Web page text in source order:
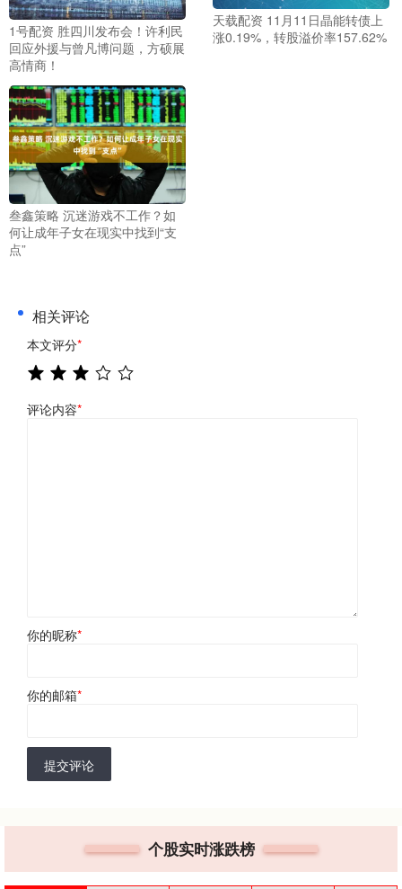
1号配资 胜四川发布会！许利民
回应外援与曾凡博问题，方硕展
高情商！
天载配资 11月11日晶能转债上
涨0.19%，转股溢价率157.62%
叁鑫策略 沉迷游戏不工作？如
何让成年子女在现实中找到“支
点”
相关评论
本文评分*
评论内容*
你的昵称*
你的邮箱*
提交评论
个股实时涨跌榜